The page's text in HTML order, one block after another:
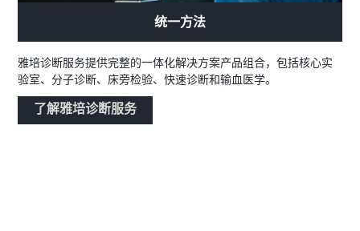
统一方法
雅培诊断服务提供完整的一体化解决方案产品组合，包括核心实
验室、分子诊断、床旁检验、快速诊断和输血医学。
了解雅培诊断服务